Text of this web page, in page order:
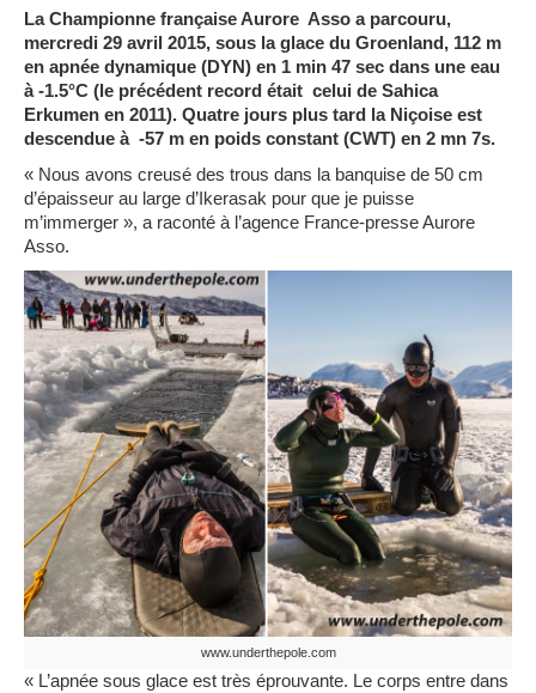
La Championne française Aurore Asso a parcouru,
mercredi 29 avril 2015, sous la glace du Groenland, 112 m
en apnée dynamique (DYN) en 1 min 47 sec dans une eau
à -1.5°C (le précédent record était celui de Sahica
Erkumen en 2011). Quatre jours plus tard la Niçoise est
descendue à -57 m en poids constant (CWT) en 2 mn 7s.
« Nous avons creusé des trous dans la banquise de 50 cm
d’épaisseur au large d’Ikerasak pour que je puisse
m’immerger », a raconté à l’agence France-presse Aurore
Asso.
www.underthepole.com
« L’apnée sous glace est très éprouvante. Le corps entre dans